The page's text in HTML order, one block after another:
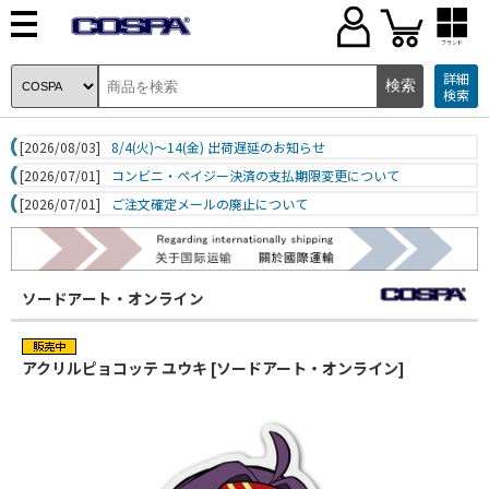
ブランド
詳細
検索
[2026/08/03]
8/4(火)～14(金) 出荷遅延のお知らせ
[2026/07/01]
コンビニ・ペイジー決済の支払期限変更について
[2026/07/01]
ご注文確定メールの廃止について
ソードアート・オンライン
アクリルピョコッテ ユウキ [ソードアート・オンライン]